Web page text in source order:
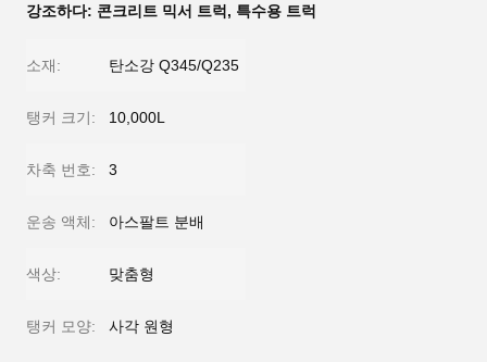
강조하다: 콘크리트 믹서 트럭 , 특수용 트럭
소재: 탄소강 Q345/Q235
탱커 크기: 10,000L
차축 번호: 3
운송 액체: 아스팔트 분배
색상: 맞춤형
탱커 모양: 사각 원형